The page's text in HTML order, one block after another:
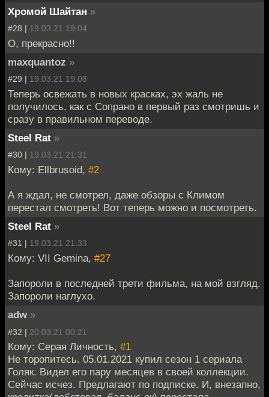
Хромой Шайтан »
#28 | 19.03.21 19:04
О, прекрасно!!
maxquantoz »
#29 | 19.03.21 19:08
Теперь освежать в новых красках, эх жаль не
получилось, как с Сопрано в первый раз смотришь и
сразу в правильном переводе.
Steel Rat »
#30 | 19.03.21 21:31
Кому: Ellbrusoid, #2
А я ждал, не смотрел, даже обзоры с Климом
перестал смотреть! Вот теперь можно и посмотреть.
Steel Rat »
#31 | 19.03.21 21:33
Кому: VII Gemina, #27
Запороли в последней трети фильма, на мой взгляд.
Запороли наглухо.
adw »
#32 | 20.03.21 00:21
Кому: Серая Личность, #1
Не торопитесь. 05.01.2021 купил сезон 1 сериала
Голяк. Видел его пару месяцев в своей коллекции.
Сейчас исчез. Предлагают по подписке. И, внезапно,